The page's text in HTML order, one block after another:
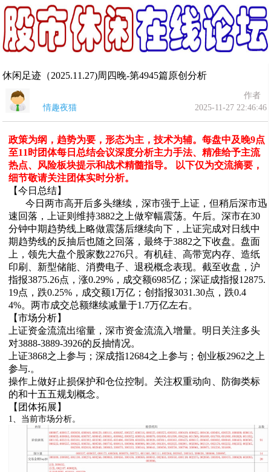
休闲足迹（2025.11.27)周四晚-第4945篇原创分析
作者
情趣夜猫
2025-11-27 22:46:46
政策为纲，趋势为要，形态为主，技术为辅。每盘中及晚9点
至11时团体每日总结会议深度分析主力手法、精准给予主流
热点、风险板块提示和战术精髓指导。 以下仅为交流摘要，
细节敬请关注团体实时分析。
【今日总结】
今日两市高开后多头继续，深市强于上证，但稍后深市迅
速回落，上证则维持3882之上做窄幅震荡。午后。深市在30
分钟中期趋势线上略做震荡后继续向下，上证完成对日线中
期趋势线的反抽后也随之回落，最终于3882之下收盘。盘面
上，领先大盘个股家数2276只。有机硅、高带宽内存、造纸
印刷、新型储能、消费电子、退税概念表现。截至收盘，沪
指报3875.26点，涨0.29%，成交额6985亿；深证成指报12875.
19点，跌0.25%，成交额1万亿；创指报3031.30点，跌0.4
4%。两市成交总额继续减量于1.7万亿左右。
【市场分析】
上证资金流流出缩量，深市资金流流入增量。明日关注多头
对3888-3889-3926的反抽情况。
上证3868之上参与；深成指12684之上参与；创业板2962之上
参与.。
操作上做好止损保护和仓位控制。关注权重动向、防御类标
的和十五五规划概念。
【团体拓展】
1、当前市场分析。